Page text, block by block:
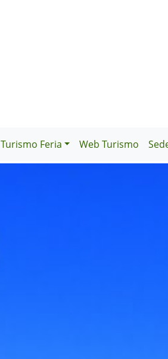
Turismo Feria Web Turismo